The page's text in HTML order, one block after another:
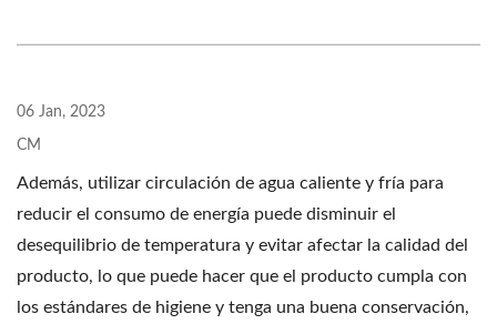
06 Jan, 2023
CM
Además, utilizar circulación de agua caliente y fría para
reducir el consumo de energía puede disminuir el
desequilibrio de temperatura y evitar afectar la calidad del
producto, lo que puede hacer que el producto cumpla con
los estándares de higiene y tenga una buena conservación,